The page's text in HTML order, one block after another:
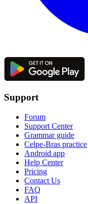
Support
Forum
Support Center
Grammar guide
Celpe-Bras practice
Android app
Help Center
Pricing
Contact Us
FAQ
API